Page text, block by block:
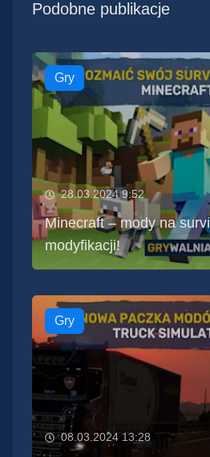
Podobne publikacje
Gry
28.03.2024 9:52
Minecraft – mody na
modyfikacji!
Gry
08.03.2024 13:28